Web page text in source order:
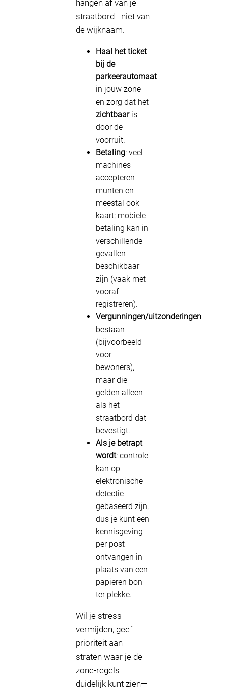
hangen af van je
straatbord—niet van
de wijknaam.
Haal het ticket
bij de
parkeerautomaat
in jouw zone
en zorg dat het
zichtbaaris
door de
voorruit.
Betaling: veel
machines
accepteren
munten en
meestal ook
kaart; mobiele
betaling kan in
verschillende
gevallen
beschikbaar
zijn (vaak met
vooraf
registreren).
Vergunningen/uitzonderingen
bestaan
(bijvoorbeeld
voor
bewoners),
maar die
gelden alleen
als het
straatbord dat
bevestigt.
Als je betrapt
wordt: controle
kan op
elektronische
detectie
gebaseerd zijn,
dus je kunt een
kennisgeving
per post
ontvangen in
plaats van een
papieren bon
ter plekke.
Wil je stress
vermijden, geef
prioriteit aan
straten waar je de
zone-regels
duidelijk kunt zien—